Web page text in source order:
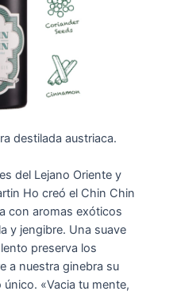
destilada austriaca.
del Lejano Oriente y
Ho creó el Chin Chin
con aromas exóticos
y jengibre. Una suave
preserva los
a nuestra ginebra su
«Vacia tu mente,